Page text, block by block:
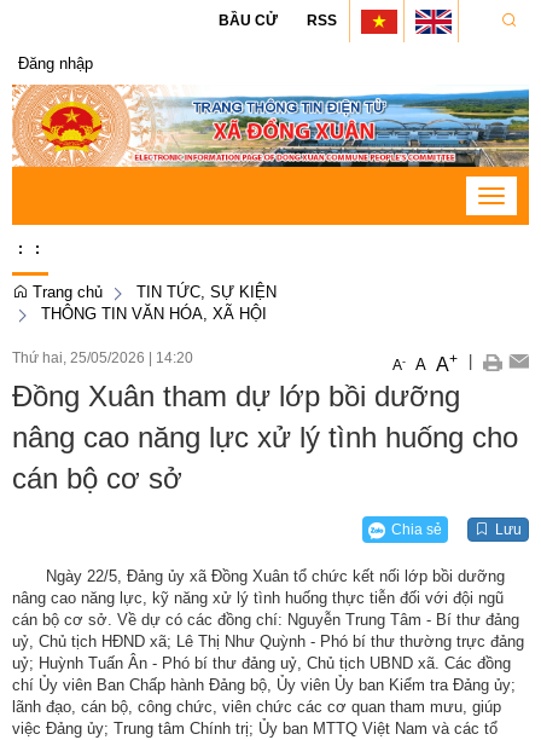
BẦU CỬ RSS
Đăng nhập
Toggle
: :
Trang chủ
TIN TỨC, SỰ KIỆN
THÔNG TIN VĂN HÓA, XÃ HỘI
Thứ hai, 25/05/2026 14:20 A- A A+
Đồng Xuân tham dự lớp bồi dưỡng
nâng cao năng lực xử lý tình huống cho
cán bộ cơ sở
Chia sẻ Lưu
Ngày 22/5, Đảng ủy xã Đồng Xuân tổ chức kết nối lớp bồi dưỡng
nâng cao năng lực, kỹ năng xử lý tình huống thực tiễn đối với đội ngũ
cán bộ cơ sở. Về dự có các đồng chí: Nguyễn Trung Tâm - Bí thư đảng
uỷ, Chủ tịch HĐND xã; Lê Thị Như Quỳnh - Phó bí thư thường trực đảng
uỷ; Huỳnh Tuấn Ân - Phó bí thư đảng uỷ, Chủ tịch UBND xã. Các đồng
chí Ủy viên Ban Chấp hành Đảng bộ, Ủy viên Ủy ban Kiểm tra Đảng ủy;
lãnh đạo, cán bộ, công chức, viên chức các cơ quan tham mưu, giúp
việc Đảng ủy; Trung tâm Chính trị; Ủy ban MTTQ Việt Nam và các tổ